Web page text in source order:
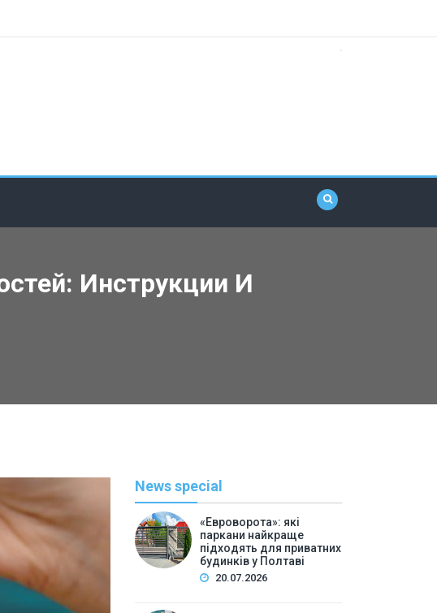
Инструкции И
News special
«Евроворота»: які
паркани найкраще
підходять для приватних
будинків у Полтаві
20.07.2026